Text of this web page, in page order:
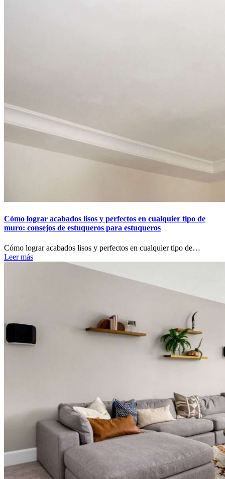
Cómo lograr acabados lisos y perfectos en cualquier tipo de
muro: consejos de estuqueros para estuqueros
Cómo lograr acabados lisos y perfectos en cualquier tipo de…
Leer más